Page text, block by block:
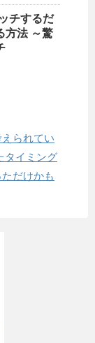
チするだ
方法 ～驚
られてい
タイミング
だけかも